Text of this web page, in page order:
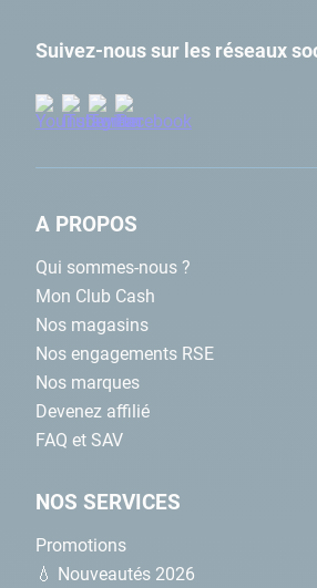
40
Obtenez une filtration parfaite
Suivez-nous sur les réseaux
A PROPOS
Qui sommes-nous ?
Mon Club Cash
Nos magasins
Nos engagements RSE
Nos marques
Devenez affilié
FAQ et SAV
NOS SERVICES
Promotions
💧 Nouveautés 2026